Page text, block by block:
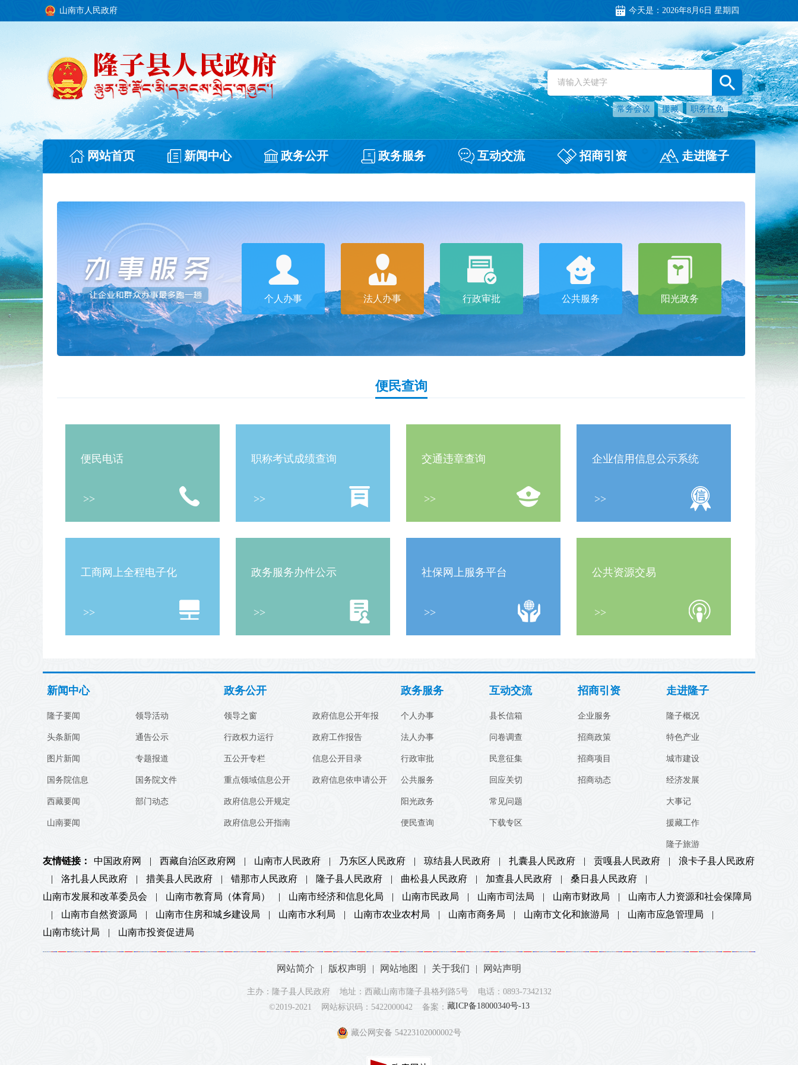
山南市人民政府 今天是： 2026年8月6日 星期四
搜索热词： 常务会议 援藏 职务任免
网站首页 新闻中心 政务公开 政务服务 互动交流 招商引资 走进隆子
个人办事 法人办事 行政审批 公共服务 阳光政务
便民查询
便民电话
>>
职称考试成绩查询
>>
交通违章查询
>>
企业信用信息公示系统
>>
工商网上全程电子化
>>
政务服务办件公示
>>
社保网上服务平台
>>
公共资源交易
>>
新闻中心
隆子要闻
头条新闻
图片新闻
国务院信息
西藏要闻
山南要闻
领导活动
通告公示
专题报道
国务院文件
部门动态
政务公开
领导之窗
行政权力运行
五公开专栏
重点领域信息公开
政府信息公开规定
政府信息公开指南
政府信息公开年报
政府工作报告
信息公开目录
政府信息依申请公开
政务服务
个人办事
法人办事
行政审批
公共服务
阳光政务
便民查询
互动交流
县长信箱
问卷调查
民意征集
回应关切
常见问题
下载专区
招商引资
企业服务
招商政策
招商项目
招商动态
走进隆子
隆子概况
特色产业
城市建设
经济发展
大事记
援藏工作
隆子旅游
友情链接： 中国政府网 | 西藏自治区政府网 | 山南市人民政府 | 乃东区人民政府 | 琼结县人民政府 | 扎囊县人民政府 | 贡嘎县人民政府 |
浪卡子县人民政府
|
洛扎县人民政府 | 措美县人民政府 | 错那市人民政府 | 隆子县人民政府 | 曲松县人民政府 | 加查县人民政府 | 桑日县人民政府
|
山南市发展和改革委员会
| 山南市教育局（体育局） | 山南市经济和信息化局 | 山南市民政局 | 山南市司法局 | 山南市财政局 |
山南市人力资源和社会保障局
|
山南市自然资源局 | 山南市住房和城乡建设局 | 山南市水利局 | 山南市农业农村局 | 山南市商务局 | 山南市文化和旅游局 | 山南市应急管理局
|
山南市统计局
| 山南市投资促进局
网站简介 | 版权声明 | 网站地图 | 关于我们 | 网站声明
主办：隆子县人民政府 地址：西藏山南市隆子县格列路5号 电话：0893-7342132
©2019-2021 网站标识码：5422000042 备案： 藏ICP备18000340号-13
藏公网安备 54223102000002号